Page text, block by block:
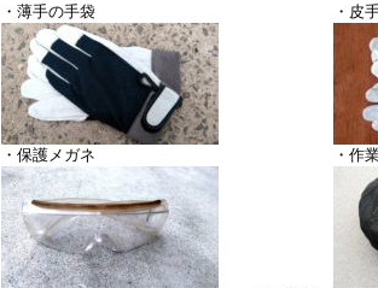
・薄手の手袋 ・皮
・保護メガネ ・作